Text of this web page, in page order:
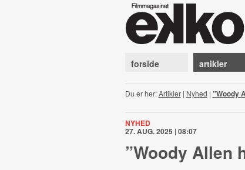
forside artikler
Du er her:Artikler| Nyhed | ”Woody
NYHED
27. AUG. 2025 | 08:07
”Woody Allen